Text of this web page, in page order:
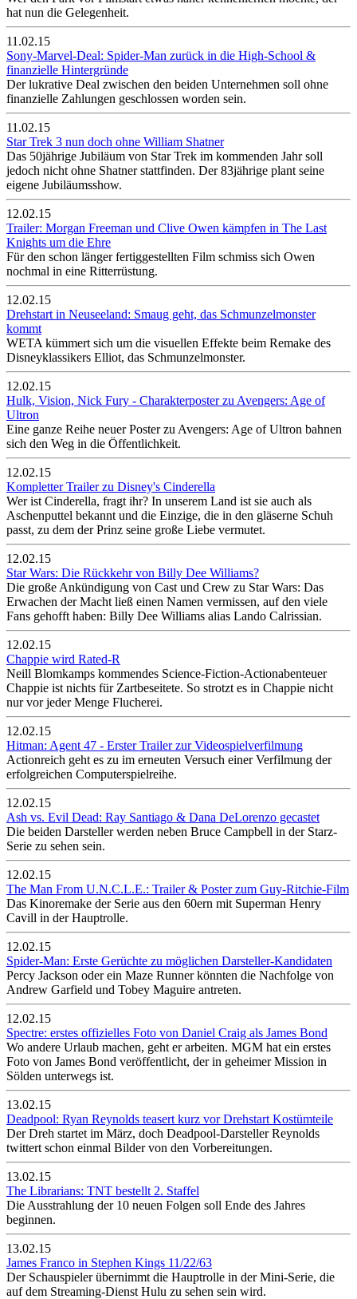
hat nun die Gelegenheit.
11.02.15
Sony-Marvel-Deal: Spider-Man zurück in die High-School &
finanzielle Hintergründe
Der lukrative Deal zwischen den beiden Unternehmen soll ohne
finanzielle Zahlungen geschlossen worden sein.
11.02.15
Star Trek 3 nun doch ohne William Shatner
Das 50jährige Jubiläum von Star Trek im kommenden Jahr soll
jedoch nicht ohne Shatner stattfinden. Der 83jährige plant seine
eigene Jubiläumsshow.
12.02.15
Trailer: Morgan Freeman und Clive Owen kämpfen in The Last
Knights um die Ehre
Für den schon länger fertiggestellten Film schmiss sich Owen
nochmal in eine Ritterrüstung.
12.02.15
Drehstart in Neuseeland: Smaug geht, das Schmunzelmonster
kommt
WETA kümmert sich um die visuellen Effekte beim Remake des
Disneyklassikers Elliot, das Schmunzelmonster.
12.02.15
Hulk, Vision, Nick Fury - Charakterposter zu Avengers: Age of
Ultron
Eine ganze Reihe neuer Poster zu Avengers: Age of Ultron bahnen
sich den Weg in die Öffentlichkeit.
12.02.15
Kompletter Trailer zu Disney's Cinderella
Wer ist Cinderella, fragt ihr? In unserem Land ist sie auch als
Aschenputtel bekannt und die Einzige, die in den gläserne Schuh
passt, zu dem der Prinz seine große Liebe vermutet.
12.02.15
Star Wars: Die Rückkehr von Billy Dee Williams?
Die große Ankündigung von Cast und Crew zu Star Wars: Das
Erwachen der Macht ließ einen Namen vermissen, auf den viele
Fans gehofft haben: Billy Dee Williams alias Lando Calrissian.
12.02.15
Chappie wird Rated-R
Neill Blomkamps kommendes Science-Fiction-Actionabenteuer
Chappie ist nichts für Zartbeseitete. So strotzt es in Chappie nicht
nur vor jeder Menge Flucherei.
12.02.15
Hitman: Agent 47 - Erster Trailer zur Videospielverfilmung
Actionreich geht es zu im erneuten Versuch einer Verfilmung der
erfolgreichen Computerspielreihe.
12.02.15
Ash vs. Evil Dead: Ray Santiago & Dana DeLorenzo gecastet
Die beiden Darsteller werden neben Bruce Campbell in der Starz-
Serie zu sehen sein.
12.02.15
The Man From U.N.C.L.E.: Trailer & Poster zum Guy-Ritchie-Film
Das Kinoremake der Serie aus den 60ern mit Superman Henry
Cavill in der Hauptrolle.
12.02.15
Spider-Man: Erste Gerüchte zu möglichen Darsteller-Kandidaten
Percy Jackson oder ein Maze Runner könnten die Nachfolge von
Andrew Garfield und Tobey Maguire antreten.
12.02.15
Spectre: erstes offizielles Foto von Daniel Craig als James Bond
Wo andere Urlaub machen, geht er arbeiten. MGM hat ein erstes
Foto von James Bond veröffentlicht, der in geheimer Mission in
Sölden unterwegs ist.
13.02.15
Deadpool: Ryan Reynolds teasert kurz vor Drehstart Kostümteile
Der Dreh startet im März, doch Deadpool-Darsteller Reynolds
twittert schon einmal Bilder von den Vorbereitungen.
13.02.15
The Librarians: TNT bestellt 2. Staffel
Die Ausstrahlung der 10 neuen Folgen soll Ende des Jahres
beginnen.
13.02.15
James Franco in Stephen Kings 11/22/63
Der Schauspieler übernimmt die Hauptrolle in der Mini-Serie, die
auf dem Streaming-Dienst Hulu zu sehen sein wird.